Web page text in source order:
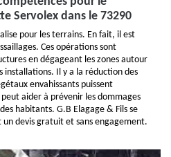
Servolex dans le 73290
pour les terrains. En fait, il est
Ces opérations sont
en dégageant les zones autour
installations. Il y a la réduction des
envahissants puissent
aider à prévenir les dommages
habitants. G.B Elagage & Fils se
devis gratuit et sans engagement.